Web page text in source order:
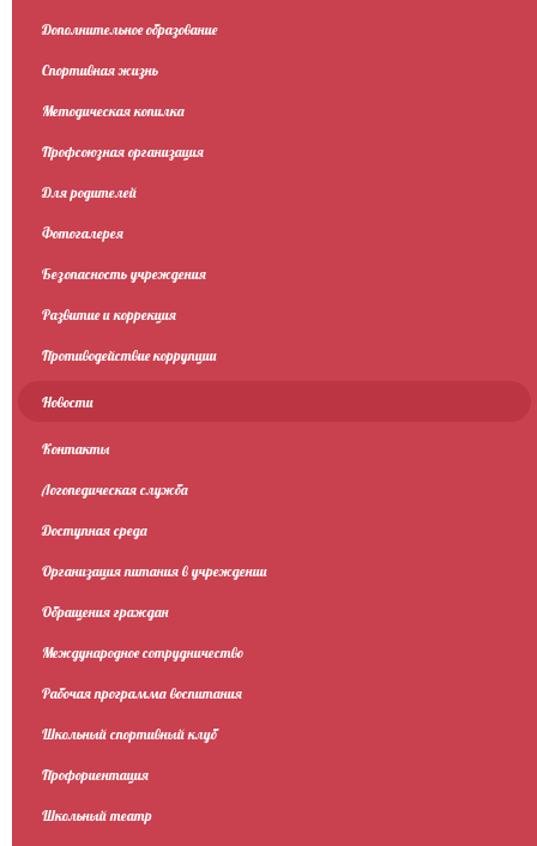
Дополнительное образование
Спортивная жизнь
Методическая копилка
Профсоюзная организация
Для родителей
Фотогалерея
Безопасность учреждения
Развитие и коррекция
Противодействие коррупции
Новости
Контакты
Логопедическая служба
Доступная среда
Организация питания в учреждении
Обращения граждан
Международное сотрудничество
Рабочая программа воспитания
Школьный спортивный клуб
Профориентация
Школьный театр